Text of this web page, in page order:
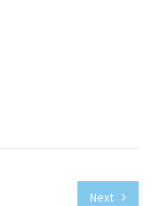
Next